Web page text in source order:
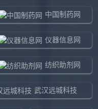
中国制药网
仪器信息网
纺织助剂网
武汉远城科技